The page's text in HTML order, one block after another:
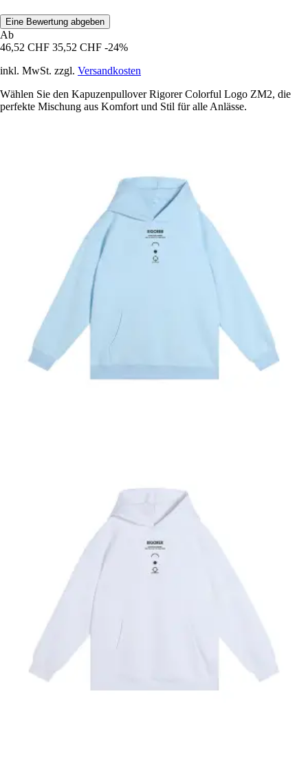
Eine Bewertung abgeben
Ab
46,52 CHF 35,52 CHF -24%
inkl. MwSt. zzgl. Versandkosten
Wählen Sie den Kapuzenpullover Rigorer Colorful Logo ZM2, die
perfekte Mischung aus Komfort und Stil für alle Anlässe.